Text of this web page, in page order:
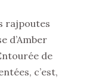
rajpoutes
d’Amber
de
c’est,